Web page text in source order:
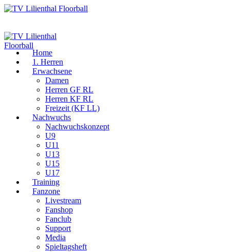
Home
1. Herren
Erwachsene
Damen
Herren GF RL
Herren KF RL
Freizeit (KF LL)
Nachwuchs
Nachwuchskonzept
U9
U11
U13
U15
U17
Training
Fanzone
Livestream
Fanshop
Fanclub
Support
Media
Spieltagsheft